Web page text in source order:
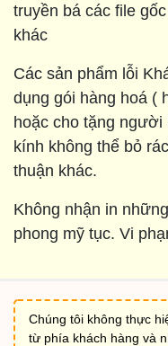
truyền bá các file
khác
Các sản phẩm lỗi
dụng gói hàng hoá (
hoặc cho tặng
kính không thể bỏ
thuận khác.
Không nhận in
phong mỹ tục. Vi
Chúng tôi không thực
từ phía khách hàng và